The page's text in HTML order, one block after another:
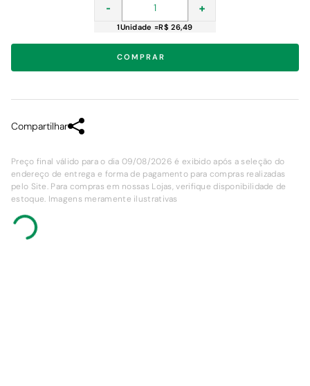
+
-
1Unidade =R$ 26,49
COMPRAR
Compartilhar
Preço final válido para o dia 09/08/2026 é exibido após a seleção do
endereço de entrega e forma de pagamento para compras realizadas
pelo Site. Para compras em nossas Lojas, verifique disponibilidade de
estoque. Imagens meramente ilustrativas